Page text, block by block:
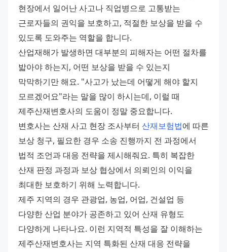
현장에서 일어난 사고나 직업병으로 고통받는
근로자들의 권익을 보호하고, 적절한 보상을 받을 수
있도록 도와주는 역할을 합니다.
산업재해가 발생하면 대부분의 피해자는 어떤 절차를
밟아야 하는지, 어떤 보상을 받을 수 있는지
막막하기만 해요. "사고가 났는데 어떻게 해야 할지
모르겠어요"라는 말을 많이 하시는데, 이럴 때
제주산재변호사의 도움이 정말 중요합니다.
변호사는 산재 사고 현장 조사부터 산재보험법에 따른
보상 청구, 필요한 경우 소송 진행까지 전 과정에서
법적 조언과 대응 전략을 제시해줘요. 특히 복잡한
산재 판정 과정과 보상 협상에서 의뢰인의 이익을
최대한 보호하기 위해 노력합니다.
제주 지역의 경우 관광업, 농업, 어업, 건설업 등
다양한 산업 분야가 공존하고 있어 산재 유형도
다양하게 나타나요. 이런 지역적 특성을 잘 이해하는
제주산재변호사는 지역 특화된 산재 대응 전략을